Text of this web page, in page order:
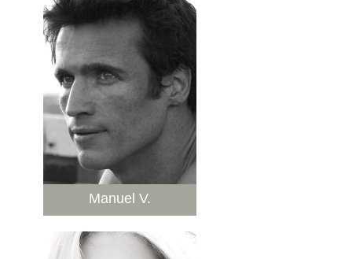
Manuel V.